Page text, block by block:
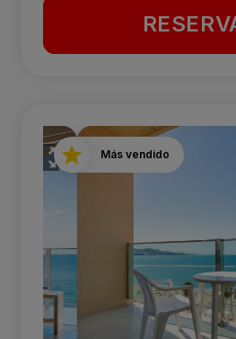
Más vendido